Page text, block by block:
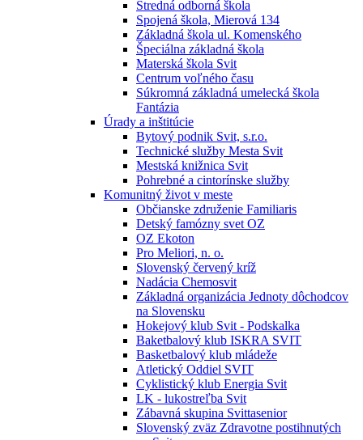
Stredná odborná škola
Spojená škola, Mierová 134
Základná škola ul. Komenského
Špeciálna základná škola
Materská škola Svit
Centrum voľného času
Súkromná základná umelecká škola
Fantázia
Úrady a inštitúcie
Bytový podnik Svit, s.r.o.
Technické služby Mesta Svit
Mestská knižnica Svit
Pohrebné a cintorínske služby
Komunitný život v meste
Občianske združenie Familiaris
Detský famózny svet OZ
OZ Ekoton
Pro Meliori, n. o.
Slovenský červený kríž
Nadácia Chemosvit
Základná organizácia Jednoty dôchodcov
na Slovensku
Hokejový klub Svit - Podskalka
Baketbalový klub ISKRA SVIT
Basketbalový klub mládeže
Atletický Oddiel SVIT
Cyklistický klub Energia Svit
LK - lukostreľba Svit
Zábavná skupina Svittasenior
Slovenský zväz Zdravotne postihnutých